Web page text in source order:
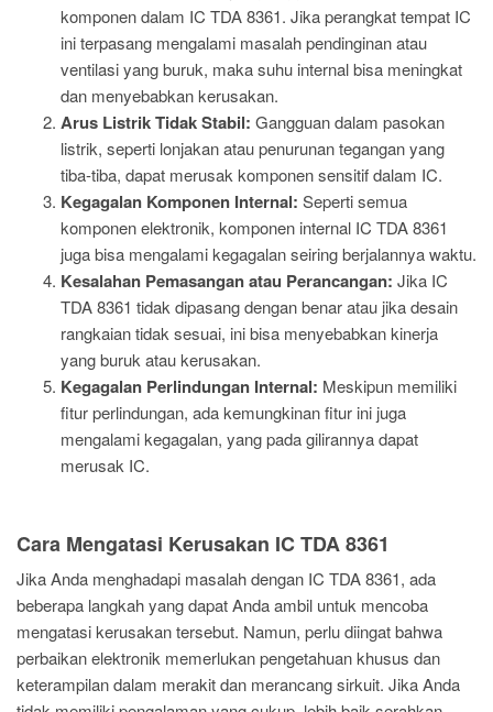
komponen dalam IC TDA 8361. Jika perangkat tempat IC
ini terpasang mengalami masalah pendinginan atau
ventilasi yang buruk, maka suhu internal bisa meningkat
dan menyebabkan kerusakan.
Arus Listrik Tidak Stabil: Gangguan dalam pasokan
listrik, seperti lonjakan atau penurunan tegangan yang
tiba-tiba, dapat merusak komponen sensitif dalam IC.
Kegagalan Komponen Internal: Seperti semua
komponen elektronik, komponen internal IC TDA 8361
juga bisa mengalami kegagalan seiring berjalannya waktu.
Kesalahan Pemasangan atau Perancangan: Jika IC
TDA 8361 tidak dipasang dengan benar atau jika desain
rangkaian tidak sesuai, ini bisa menyebabkan kinerja
yang buruk atau kerusakan.
Kegagalan Perlindungan Internal: Meskipun memiliki
fitur perlindungan, ada kemungkinan fitur ini juga
mengalami kegagalan, yang pada gilirannya dapat
merusak IC.
Cara Mengatasi Kerusakan IC TDA 8361
Jika Anda menghadapi masalah dengan IC TDA 8361, ada
beberapa langkah yang dapat Anda ambil untuk mencoba
mengatasi kerusakan tersebut. Namun, perlu diingat bahwa
perbaikan elektronik memerlukan pengetahuan khusus dan
keterampilan dalam merakit dan merancang sirkuit. Jika Anda